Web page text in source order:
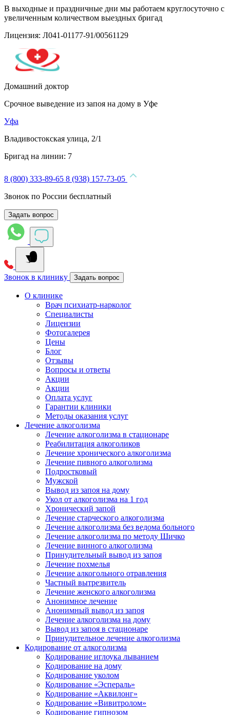
В выходные и праздничные дни мы работаем круглосуточно с
увеличенным количеством выездных бригад
Лицензия: Л041-01177-91/00561129
Домашний доктор
Срочное выведение из запоя на дому в Уфе
Уфа
Владивостокская улица, 2/1
Бригад на линии: 7
8 (800) 333-89-65 8 (938) 157-73-05
Звонок по России бесплатный
Задать вопрос
Звонок в клинику Задать вопрос
О клинике
Врач психиатр-нарколог
Специалисты
Лицензии
Фотогалерея
Цены
Блог
Отзывы
Вопросы и ответы
Акции
Акции
Оплата услуг
Гарантии клиники
Методы оказания услуг
Лечение алкоголизма
Лечение алкоголизма в стационаре
Реабилитация алкоголиков
Лечение хронического алкоголизма
Лечение пивного алкоголизма
Подростковый
Мужской
Вывод из запоя на дому
Укол от алкоголизма на 1 год
Хронический запой
Лечение старческого алкоголизма
Лечение алкоголизма без ведома больного
Лечение алкоголизма по методу Шичко
Лечение винного алкоголизма
Принудительный вывод из запоя
Лечение похмелья
Лечение алкогольного отравления
Частный вытрезвитель
Лечение женского алкоголизма
Анонимное лечение
Анонимный вывод из запоя
Лечение алкоголизма на дому
Вывод из запоя в стационаре
Принудительное лечение алкоголизма
Кодирование от алкоголизма
Кодирование иглоука лыванием
Кодирование на дому
Кодирование уколом
Кодирование «Эспераль»
Кодирование «Аквилонг»
Кодирование «Вивитролом»
Кодирование гипнозом